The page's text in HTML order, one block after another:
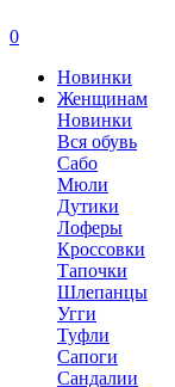
0
Новинки
Женщинам
Новинки
Вся обувь
Сабо
Мюли
Дутики
Лоферы
Кроссовки
Тапочки
Шлепанцы
Угги
Туфли
Сапоги
Сандалии